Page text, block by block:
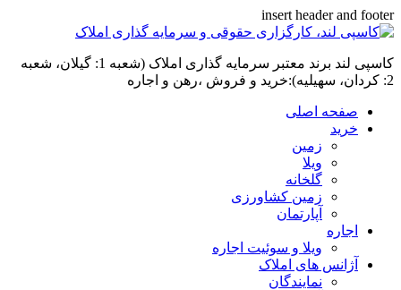
insert header and footer
کاسپی لند برند معتبر سرمایه گذاری املاک (شعبه 1: گیلان، شعبه
2: کردان، سهیلیه):خرید و فروش ،رهن و اجاره
صفحه اصلی
خرید
زمین
ویلا
گلخانه
زمین کشاورزی
آپارتمان
اجاره
ویلا و سوئیت اجاره
آژانس های املاک
نمایندگان